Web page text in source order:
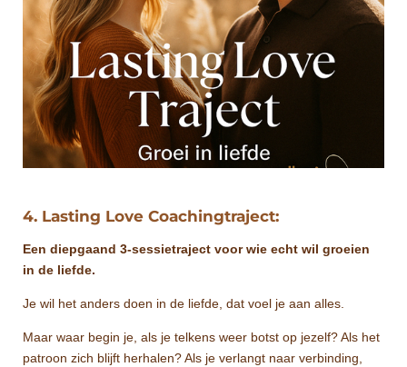
4. Lasting Love Coachingtraject:
Een diepgaand 3-sessietraject voor wie echt wil groeien
in de liefde.
Je wil het anders doen in de liefde, dat voel je aan alles.
Maar waar begin je, als je telkens weer botst op jezelf? Als het
patroon zich blijft herhalen? Als je verlangt naar verbinding,